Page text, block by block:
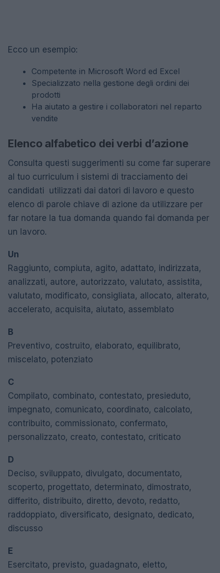
Ecco un esempio:
Competente in Microsoft Word ed Excel
Specializzato nella gestione degli ordini dei
prodotti
Ha aiutato a gestire i collaboratori nel reparto
vendite
Elenco alfabetico dei verbi d’azione
Consulta questi suggerimenti su come far superare
al tuo curriculum i sistemi di tracciamento dei
candidati utilizzati dai datori di lavoro e questo
elenco di parole chiave di azione da utilizzare per
far notare la tua domanda quando fai domanda per
un lavoro.
Un
Raggiunto, compiuta, agito, adattato, indirizzata,
analizzati, autore, autorizzato, valutato, assistita,
valutato, modificato, consigliata, allocato, alterato,
accelerato, acquisita, aiutato, assemblato
B
Preventivo, costruito, elaborato, equilibrato,
miscelato, potenziato
C
Compilato, combinato, contestato, presieduto,
impegnato, comunicato, coordinato, calcolato,
contribuito, commissionato, confermato,
personalizzato, creato, contestato, criticato
D
Deciso, sviluppato, divulgato, documentato,
scoperto, progettato, determinato, dimostrato,
differito, distribuito, diretto, devoto, redatto,
raddoppiato, diversificato, designato, dedicato,
discusso
E
Esercitato, previsto, guadagnato, eletto,